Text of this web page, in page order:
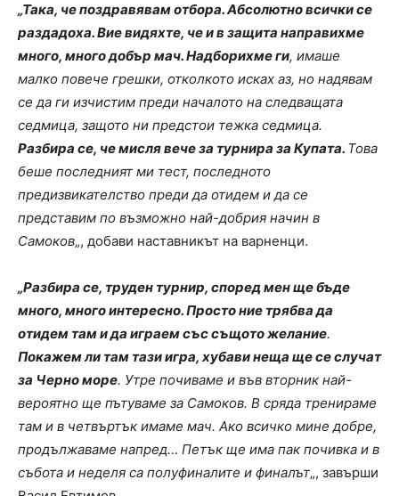
„Така, че поздравявам отбора. Абсолютно всички се
раздадоха. Вие видяхте, че и в защита направихме
много, много добър мач. Надборихме ги, имаше
малко повече грешки, отколкото исках аз, но надявам
се да ги изчистим преди началото на следващата
седмица, защото ни предстои тежка седмица.
Разбира се, че мисля вече за турнира за Купата. Това
беше последният ми тест, последното
предизвикателство преди да отидем и да се
представим по възможно най-добрия начин в
Самоков„, добави наставникът на варненци.
„Разбира се, труден турнир, според мен ще бъде
много, много интересно. Просто ние трябва да
отидем там и да играем със същото желание.
Покажем ли там тази игра, хубави неща ще се случат
за Черно море. Утре почиваме и във вторник най-
вероятно ще пътуваме за Самоков. В сряда тренираме
там и в четвъртък имаме мач. Ако всичко мине добре,
продължаваме напред… Петък ще има пак почивка и в
събота и неделя са полуфиналите и финалът„, завърши